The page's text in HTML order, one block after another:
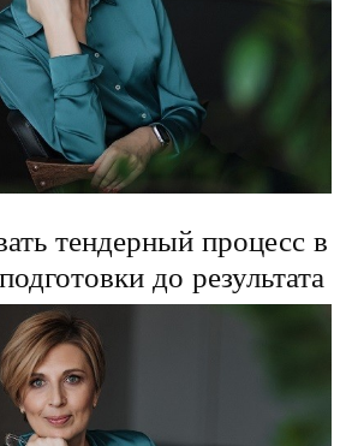
тендерный процесс в
до результата